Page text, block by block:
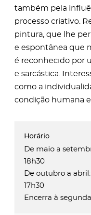
também pela
processo criativo.
pintura, que lhe
e espontânea que
é reconhecido por
e sarcástica.
como a
condição humana e
De maio a
18h30
De outubro a abril:
17h30
Encerra à